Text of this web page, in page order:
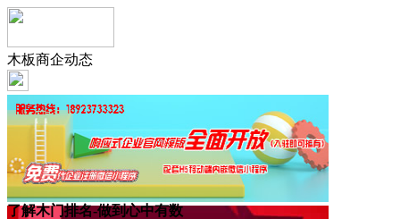
木板商企动态
了解木门排名-做到心中有数